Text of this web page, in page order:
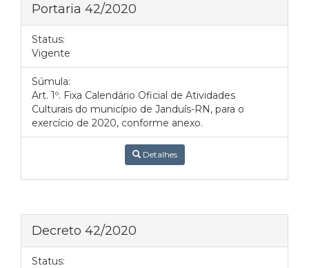
Portaria 42/2020
Status:
Vigente
Súmula:
Art. 1º. Fixa Calendário Oficial de Atividades
Culturais do município de Janduís-RN, para o
exercício de 2020, conforme anexo.
Detalhes
Decreto 42/2020
Status: